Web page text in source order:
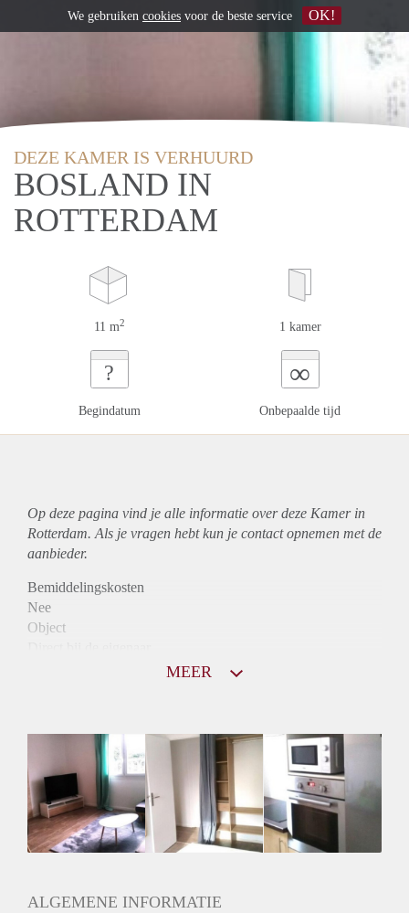
DEZE KAMER IS VERHUURD
BOSLAND IN
ROTTERDAM
11 m2 1 kamer
?
Begindatum
∞
Onbepaalde tijd
Op deze pagina vind je alle informatie over deze Kamer in
Rotterdam. Als je vragen hebt kun je contact opnemen met de
aanbieder.
Bemiddelingskosten
Nee
Object
Huurtoeslag
Niet mogelijk
Inkomen eis
N.V.T.
Huurtermijn
Onbepaalde termijn
MEER
ALGEMENE INFORMATIE
We gebruiken cookies voor de beste service OK!